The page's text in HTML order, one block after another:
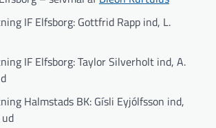
IF Elfsborg: Gottfrid Rapp ind, L.
IF Elfsborg: Taylor Silverholt ind, A.
Halmstads BK: Gísli Eyjólfsson ind,